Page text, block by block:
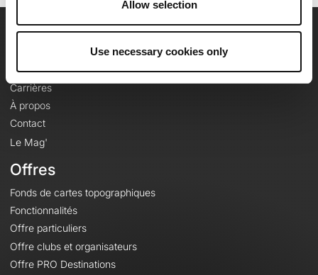
Allow selection
Use necessary cookies only
OpenRunner
Equipe
Carrières
À propos
Contact
Le Mag'
Offres
Fonds de cartes topographiques
Fonctionnalités
Offre particuliers
Offre clubs et organisateurs
Offre PRO Destinations